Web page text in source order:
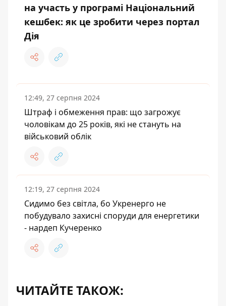
на участь у програмі Національний
кешбек: як це зробити через портал
Дія
12:49, 27 серпня 2024
Штраф і обмеження прав: що загрожує
чоловікам до 25 років, які не стануть на
військовий облік
12:19, 27 серпня 2024
Сидимо без світла, бо Укренерго не
побудувало захисні споруди для енергетики
- нардеп Кучеренко
ЧИТАЙТЕ ТАКОЖ: